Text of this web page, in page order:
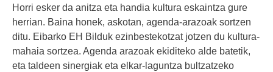
Horri esker da anitza eta handia kultura eskaintza gure
herrian. Baina honek, askotan, agenda-arazoak sortzen
ditu. Eibarko EH Bilduk ezinbestekotzat jotzen du kultura-
mahaia sortzea. Agenda arazoak ekiditeko alde batetik,
eta taldeen sinergiak eta elkar-laguntza bultzatzeko